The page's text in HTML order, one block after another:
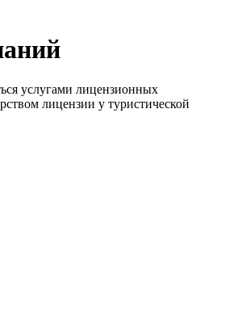
услугами лицензионных
лицензии у туристической